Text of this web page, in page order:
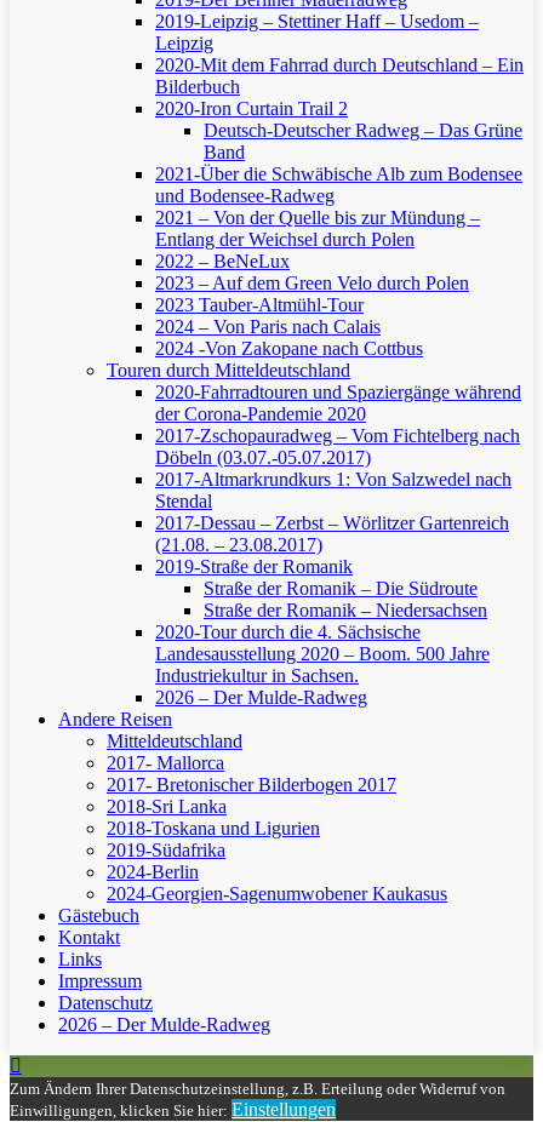
2019-Leipzig – Stettiner Haff – Usedom –
Leipzig
2020-Mit dem Fahrrad durch Deutschland – Ein
Bilderbuch
2020-Iron Curtain Trail 2
Deutsch-Deutscher Radweg – Das Grüne
Band
2021-Über die Schwäbische Alb zum Bodensee
und Bodensee-Radweg
2021 – Von der Quelle bis zur Mündung –
Entlang der Weichsel durch Polen
2022 – BeNeLux
2023 – Auf dem Green Velo durch Polen
2023 Tauber-Altmühl-Tour
2024 – Von Paris nach Calais
2024 -Von Zakopane nach Cottbus
Touren durch Mitteldeutschland
2020-Fahrradtouren und Spaziergänge während
der Corona-Pandemie 2020
2017-Zschopauradweg – Vom Fichtelberg nach
Döbeln (03.07.-05.07.2017)
2017-Altmarkrundkurs 1: Von Salzwedel nach
Stendal
2017-Dessau – Zerbst – Wörlitzer Gartenreich
(21.08. – 23.08.2017)
2019-Straße der Romanik
Straße der Romanik – Die Südroute
Straße der Romanik – Niedersachsen
2020-Tour durch die 4. Sächsische
Landesausstellung 2020 – Boom. 500 Jahre
Industriekultur in Sachsen.
2026 – Der Mulde-Radweg
Andere Reisen
Mitteldeutschland
2017- Mallorca
2017- Bretonischer Bilderbogen 2017
2018-Sri Lanka
2018-Toskana und Ligurien
2019-Südafrika
2024-Berlin
2024-Georgien-Sagenumwobener Kaukasus
Gästebuch
Kontakt
Links
Impressum
Datenschutz
2026 – Der Mulde-Radweg
Zum Ändern Ihrer Datenschutzeinstellung, z.B. Erteilung oder Widerruf von
Einwilligungen, klicken Sie hier: Einstellungen